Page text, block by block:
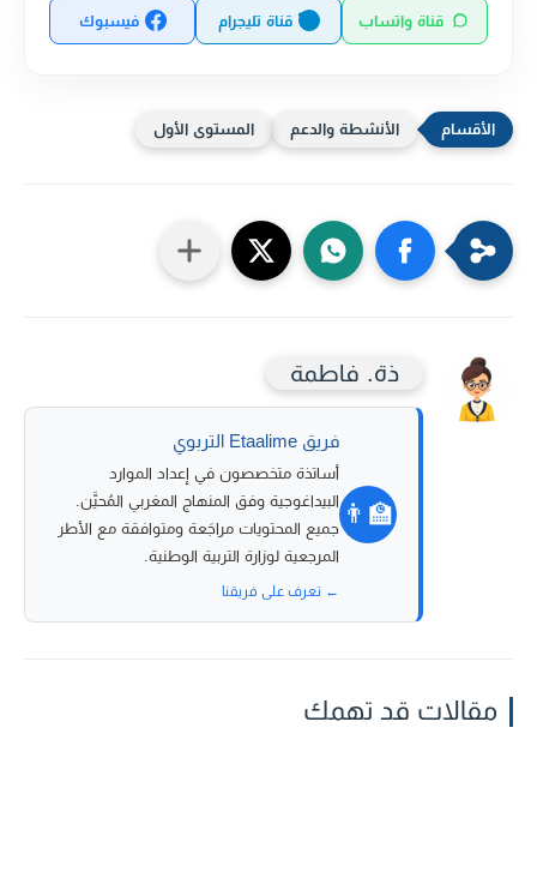
قناة واتساب قناة تليجرام فيسبوك
الأنشطة والدعم المستوى الأول
ذة. فاطمة
👨‍🏫
فريق Etaalime التربوي
أساتذة متخصصون في إعداد الموارد
البيداغوجية وفق المنهاج المغربي المُحيَّن.
جميع المحتويات مراجَعة ومتوافقة مع الأطر
المرجعية لوزارة التربية الوطنية.
← تعرف على فريقنا
مقالات قد تهمك